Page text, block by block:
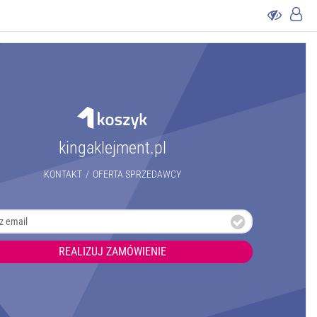
kingaklejment.pl
KONTAKT / OFERTA SPRZEDAWCY
REALIZUJ ZAMÓWIENIE